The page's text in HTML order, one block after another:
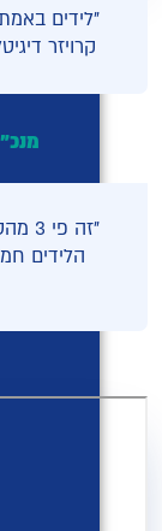
"לידים
קרויזר
"זה
הלידים